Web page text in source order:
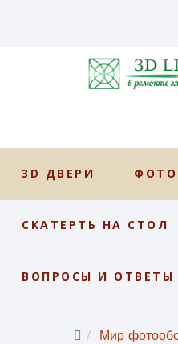
3D ДВЕРИ
СКАТЕРТЬ НА СТОЛ
ВОПРОСЫ И ОТВЕТЫ
Мир